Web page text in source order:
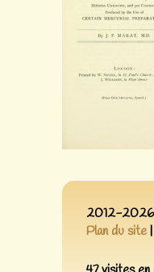
2012-2026
Plan du site|